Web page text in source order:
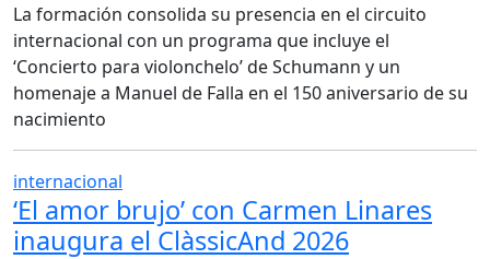
La formación consolida su presencia en el circuito
internacional con un programa que incluye el
‘Concierto para violonchelo’ de Schumann y un
homenaje a Manuel de Falla en el 150 aniversario de su
nacimiento
internacional
‘El amor brujo’ con Carmen Linares
inaugura el ClàssicAnd 2026